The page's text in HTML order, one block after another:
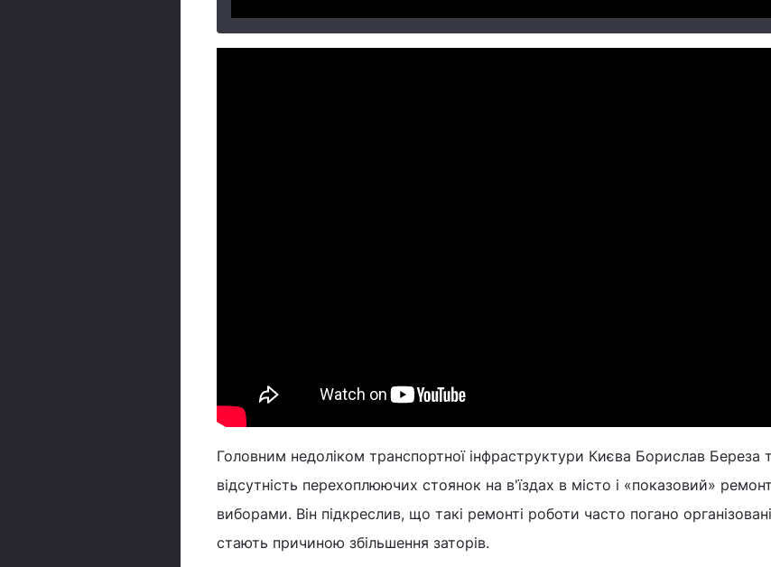
Головним недоліком транспортної інфраструктури Києва Борислав Береза
відсутність перехоплюючих стоянок на в'їздах в місто і «показовий»
виборами. Він підкреслив, що такі ремонті роботи часто погано
стають причиною збільшення заторів.